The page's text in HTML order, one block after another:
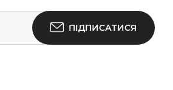
ПІДПИСАТИСЯ